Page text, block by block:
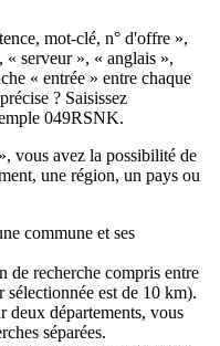
mot-clé, n° d'offre »,
« serveur », « anglais »,
« entrée » entre chaque
? Saisissez
049RSNK.
vous avez la possibilité de
une région, un pays ou
commune et ses
de recherche compris entre
est de 10 km).
deux départements, vous
séparées.